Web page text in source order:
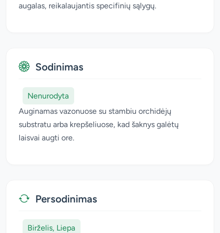
augalas, reikalaujantis specifinių sąlygų.
Sodinimas
Nenurodyta
Auginamas vazonuose su stambiu orchidėjų
substratu arba krepšeliuose, kad šaknys galėtų
laisvai augti ore.
Persodinimas
Birželis, Liepa